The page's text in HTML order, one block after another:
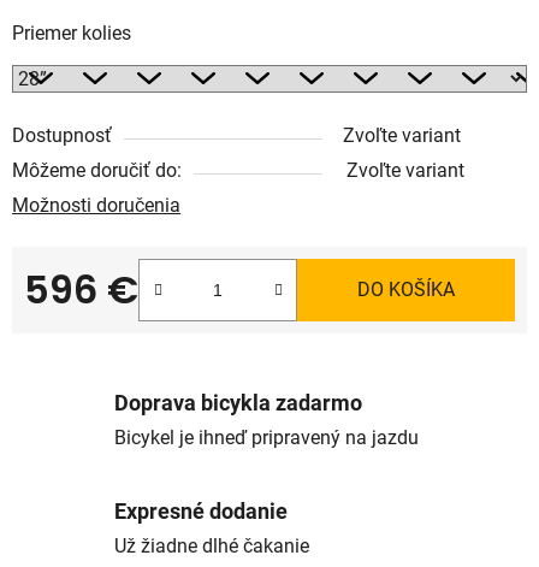
Priemer kolies
Dostupnosť
Zvoľte variant
Môžeme doručiť do:
Zvoľte variant
Možnosti doručenia
596 €
Jednotková cena:
DO KOŠÍKA
Doprava bicykla zadarmo
Bicykel je ihneď pripravený na jazdu
Expresné dodanie
Už žiadne dlhé čakanie